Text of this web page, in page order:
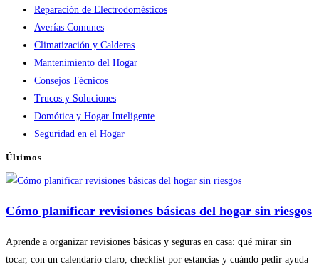
Reparación de Electrodomésticos
Averías Comunes
Climatización y Calderas
Mantenimiento del Hogar
Consejos Técnicos
Trucos y Soluciones
Domótica y Hogar Inteligente
Seguridad en el Hogar
Últimos
Cómo planificar revisiones básicas del hogar sin riesgos
Aprende a organizar revisiones básicas y seguras en casa: qué mirar sin
tocar, con un calendario claro, checklist por estancias y cuándo pedir ayuda